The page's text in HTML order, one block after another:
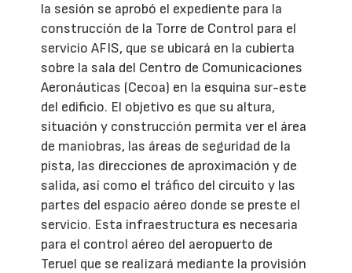
la sesión se aprobó el expediente para la
construcción de la Torre de Control para el
servicio AFIS, que se ubicará en la cubierta
sobre la sala del Centro de Comunicaciones
Aeronáuticas (Cecoa) en la esquina sur-este
del edificio. El objetivo es que su altura,
situación y construcción permita ver el área
de maniobras, las áreas de seguridad de la
pista, las direcciones de aproximación y de
salida, así como el tráfico del circuito y las
partes del espacio aéreo donde se preste el
servicio. Esta infraestructura es necesaria
para el control aéreo del aeropuerto de
Teruel que se realizará mediante la provisión